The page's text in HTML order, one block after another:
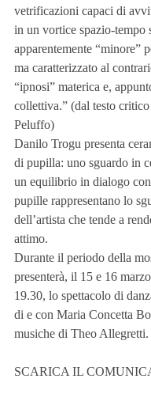
vetrificazioni capaci di
in un vortice spazio-tempo
apparentemente “minore”
ma caratterizzato al
“ipnosi” materica e,
collettiva.” (dal testo
Peluffo)
Danilo Trogu presenta
di pupilla: uno sguardo in
un equilibrio in dialogo
pupille rappresentano lo
dell’artista che tende a
attimo.
Durante il periodo della
presenterà, il 15 e 16
19.30, lo spettacolo di
di e con Maria Concetta
musiche di Theo Allegretti.
SCARICA IL